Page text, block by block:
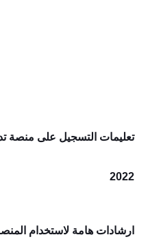
تعليمات التسجيل على منصة
2022
ارشادات هامة لاستخدام